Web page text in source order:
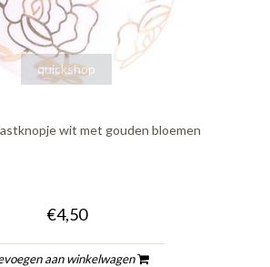
quickshop
wit met gouden bloemen
€4,50
aan winkelwagen